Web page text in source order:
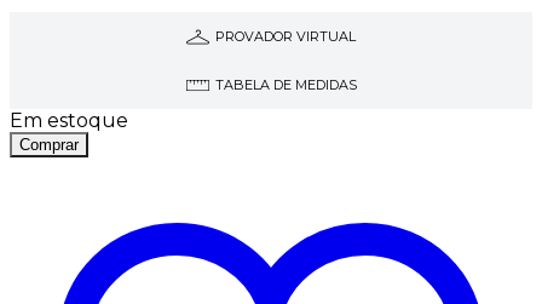
PROVADOR VIRTUAL
TABELA DE MEDIDAS
Em estoque
Comprar